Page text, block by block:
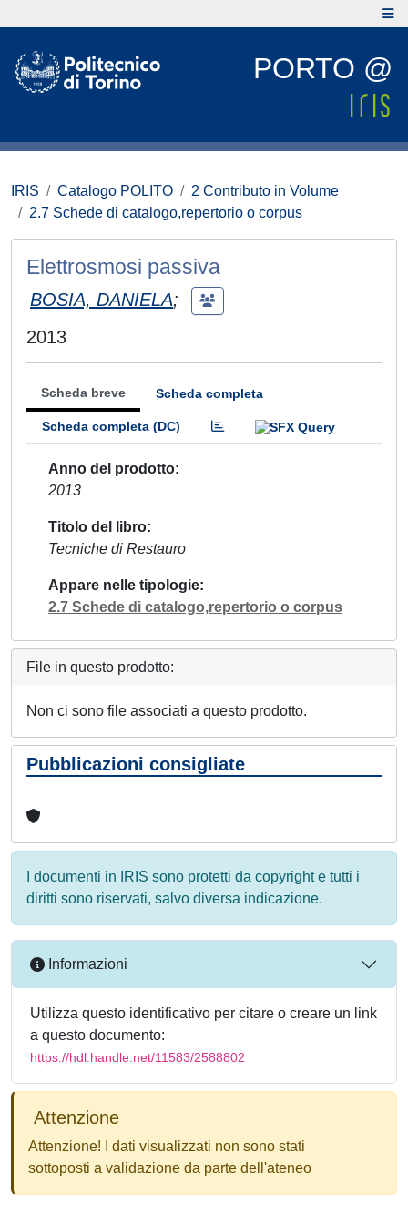
PORTO @
IRIS Catalogo POLITO
2 Contributo in Volume
2.7 Schede di catalogo,repertorio o corpus
Elettrosmosi passiva
BOSIA, DANIELA;
2013
Scheda breve Scheda completa
Scheda completa (DC)
Anno del prodotto
2013
Titolo del libro
Tecniche di Restauro
Appare nelle tipologie
2.7 Schede di catalogo,repertorio o corpus
File in questo prodotto:
Non ci sono file associati a questo prodotto.
Pubblicazioni consigliate
I documenti in IRIS sono protetti da copyright e tutti i
diritti sono riservati, salvo diversa indicazione.
Informazioni
Utilizza questo identificativo per citare o creare un link
a questo documento:
https://hdl.handle.net/11583/2588802
Attenzione
Attenzione! I dati visualizzati non sono stati
sottoposti a validazione da parte dell'ateneo